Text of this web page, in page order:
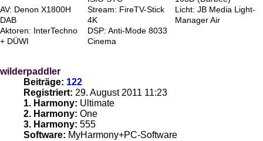
AV: Denon X1800H
DAB
Stream: FireTV-Stick
4K
Licht: JB Media Light-
Manager Air
Aktoren: InterTechno
+ DÜWI
DSP: Anti-Mode 8033
Cinema
wilderpaddler
Beiträge: 122
Registriert: 29. August 2011 11:23
1. Harmony: Ultimate
2. Harmony: One
3. Harmony: 555
Software: MyHarmony+PC-Software